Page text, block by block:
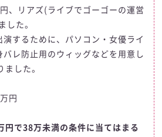
、リアズ(ライブでゴーゴーの運営
した。
演するために、パソコン・女優ライ
バレ防止用のウィッグなどを用意し
ました。
円
円で38万未満の条件に当てはまる